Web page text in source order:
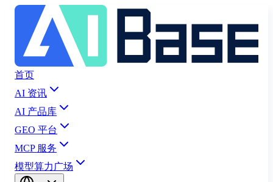
首页
AI 资讯
AI 产品库
GEO 平台
MCP 服务
模型算力广场